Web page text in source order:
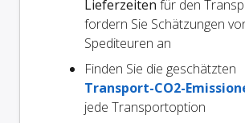
Lieferzeiten für den
fordern Sie Schätzungen
Spediteuren an
Finden Sie die geschätzten
Transport-CO2-
jede Transportoption